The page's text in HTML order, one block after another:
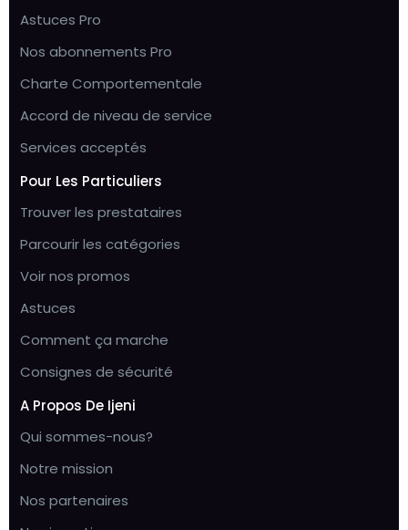
Astuces Pro
Nos abonnements Pro
Charte Comportementale
Accord de niveau de service
Services acceptés
Pour Les Particuliers
Trouver les prestataires
Parcourir les catégories
Voir nos promos
Astuces
Comment ça marche
Consignes de sécurité
A Propos De Ijeni
Qui sommes-nous?
Notre mission
Nos partenaires